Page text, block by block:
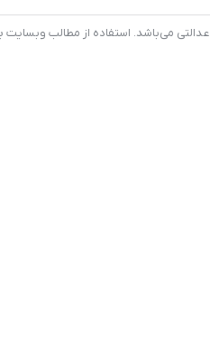
می‌باشد. استفاده از مطالب وبسایت